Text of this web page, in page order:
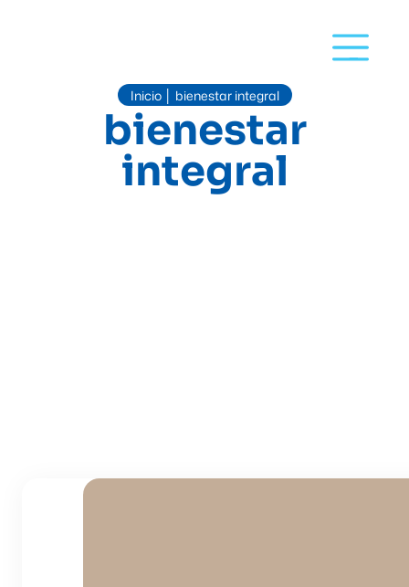
Inicio│ bienestar integral
bienestar
integral